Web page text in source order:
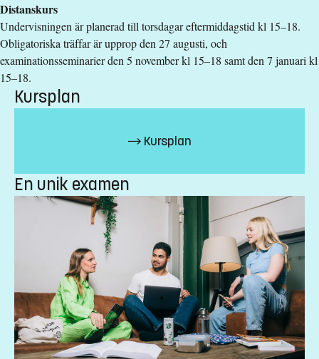
ska du lämna återbud på www.antagning.se. Vid
reservantagning kontaktas du via mail-adressen du angett på
antagning.se
Studieavgift
21400 kr - OBS! Gäller bara studenter utanför EU/EES och
Har du frågor om kursen, kontakta oss.
Anna Ekström
anna.ekstrom@liu.se
+4613286744
Daniel Antonsson
studievagledare@medfak.liu.se
Kursplan
Distanskurs
Undervisningen är planerad till torsdagar eftermiddagstid kl 15–18.
Obligatoriska träffar är upprop den 27 augusti, och
examinationsseminarier den 5 november kl 15–18 samt den 7 januari kl
15–18.
Kursplan
Kursplan
En unik examen